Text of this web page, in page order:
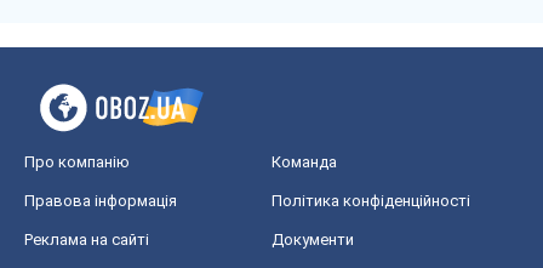
Про компанію Команда
Правова інформація Політика конфіденційності
Реклама на сайті Документи